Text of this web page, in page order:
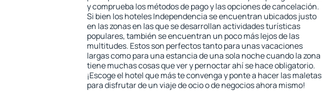
y comprueba los métodos de pago y las opciones de cancelación.
Si bien los hoteles Independencia se encuentran ubicados justo
en las zonas en las que se desarrollan actividades turísticas
populares, también se encuentran un poco más lejos de las
multitudes. Estos son perfectos tanto para unas vacaciones
largas como para una estancia de una sola noche cuando la zona
tiene muchas cosas que ver y pernoctar ahí se hace obligatorio.
¡Escoge el hotel que más te convenga y ponte a hacer las maletas
para disfrutar de un viaje de ocio o de negocios ahora mismo!